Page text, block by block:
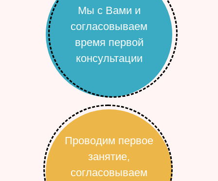
Мы с Вами и
согласовываем
время первой
консультации
Проводим первое
занятие,
согласовываем